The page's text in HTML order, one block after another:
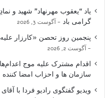
یاد “یعقوب مهرنهاد” شهید و
گرامی باد
آگوست 3, 2026
پنجمین روز تحصن «کارزار
آگوست 2, 2026
اقدام مشترک علیه موج
سازمان ها و احزاب امضا کننده
ویدیو گفتگوی رادیو فردا با